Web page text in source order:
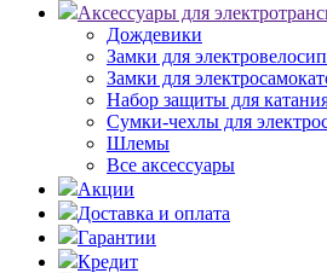
Аксессуары для
Дождевики
Замки для
Замки для
Набор защиты для
Сумки-чехлы для
Шлемы
Все аксессуары
Акции
Доставка и оплата
Гарантии
Кредит